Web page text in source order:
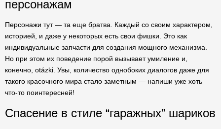
персонажам
Персонажи тут — та еще братва. Каждый со своим характером,
историей, и даже у некоторых есть свои фишки. Это как
индивидуальные запчасти для создания мощного механизма.
Но при этом их поведение порой вызывает умиление и,
конечно, otázki. Увы, количество однобоких диалогов даже для
такого красочного мира стало заметным — напиши уже хоть
что-то поинтересней!
Спасение в стиле “гаражных” шариков